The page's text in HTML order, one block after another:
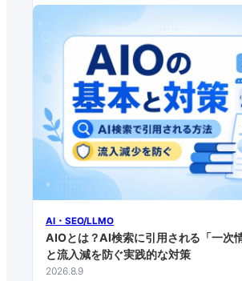
AI・SEO/LLMO
AIOとは？AI検索に引用される「一次
と流入減を防ぐ実践的な対策
2026.8.9